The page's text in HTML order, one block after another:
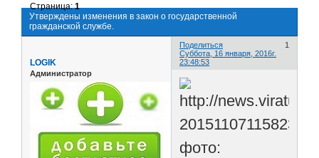
Утверждены изменения в закон о государственной
гражданской службе.
Страница:1
Поделиться
1
Суббота, 16 января, 2016г.
23:48:53
LOGIK
Администратор
фото: